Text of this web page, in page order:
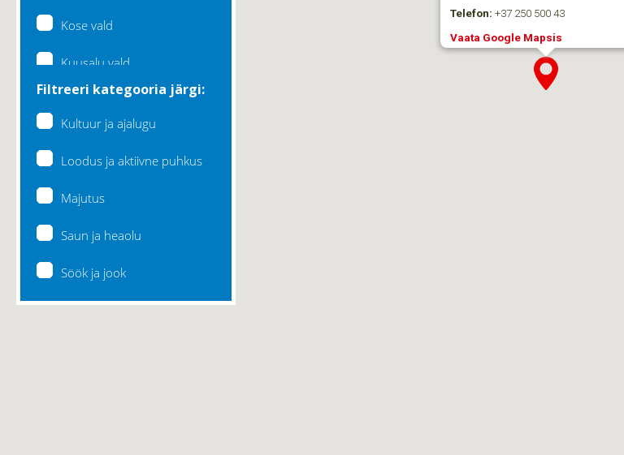
Kose vald
Kuusalu vald
Lääne-Harju vald
Filtreeri kategooria järgi:
Kultuur ja ajalugu
Loodus ja aktiivne puhkus
Majutus
Saun ja heaolu
Söök ja jook
Telefon: +37 250 500 43
Vaata Google Mapsis